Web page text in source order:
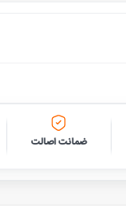
ضمانت اصالت